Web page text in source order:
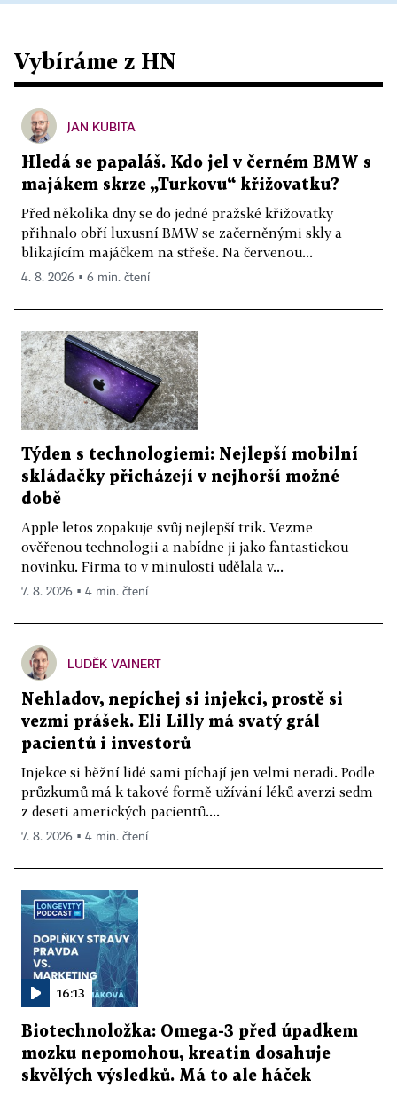
Vybíráme z HN
JAN KUBITA
Hledá se papaláš. Kdo jel v černém BMW s
majákem skrze „Turkovu“ křižovatku?
Před několika dny se do jedné pražské křižovatky
přihnalo obří luxusní BMW se začerněnými skly a
blikajícím majáčkem na střeše. Na červenou...
4. 8. 2026 ▪ 6 min. čtení
Týden s technologiemi: Nejlepší mobilní
skládačky přicházejí v nejhorší možné
době
Apple letos zopakuje svůj nejlepší trik. Vezme
ověřenou technologii a nabídne ji jako fantastickou
novinku. Firma to v minulosti udělala v...
7. 8. 2026 ▪ 4 min. čtení
LUDĚK VAINERT
Nehladov, nepíchej si injekci, prostě si
vezmi prášek. Eli Lilly má svatý grál
pacientů i investorů
Injekce si běžní lidé sami píchají jen velmi neradi. Podle
průzkumů má k takové formě užívání léků averzi sedm
z deseti amerických pacientů....
7. 8. 2026 ▪ 4 min. čtení
16:13
Biotechnoložka: Omega-3 před úpadkem
mozku nepomohou, kreatin dosahuje
skvělých výsledků. Má to ale háček